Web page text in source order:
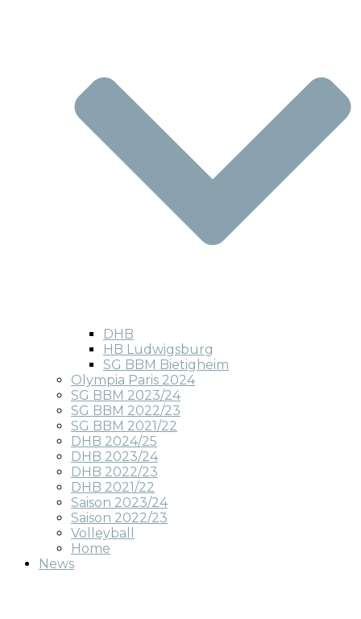
DHB
HB Ludwigsburg
SG BBM Bietigheim
Olympia Paris 2024
SG BBM 2023/24
SG BBM 2022/23
SG BBM 2021/22
DHB 2024/25
DHB 2023/24
DHB 2022/23
DHB 2021/22
Saison 2023/24
Saison 2022/23
Volleyball
Home
News